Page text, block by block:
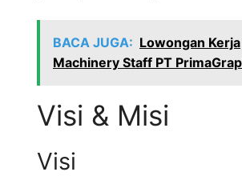
BACA JUGA: Lowongan Kerja
Machinery Staff PT
Visi & Misi
Visi